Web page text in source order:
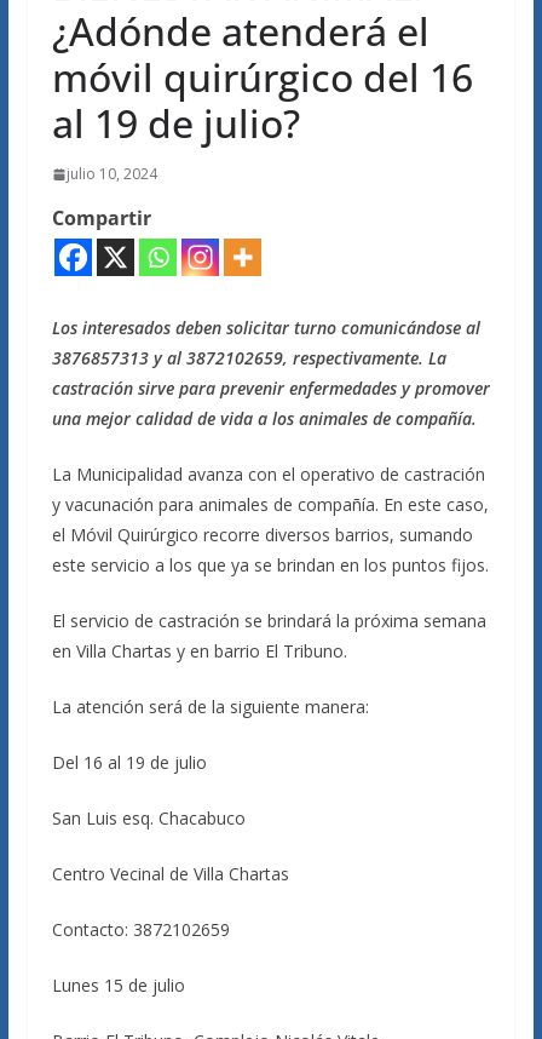
¿Adónde atenderá el
móvil quirúrgico del 16
al 19 de julio?
julio 10, 2024
Compartir
Los interesados deben solicitar turno comunicándose al
3876857313 y al 3872102659, respectivamente. La
castración sirve para prevenir enfermedades y promover
una mejor calidad de vida a los animales de compañía.
La Municipalidad avanza con el operativo de castración
y vacunación para animales de compañía. En este caso,
el Móvil Quirúrgico recorre diversos barrios, sumando
este servicio a los que ya se brindan en los puntos fijos.
El servicio de castración se brindará la próxima semana
en Villa Chartas y en barrio El Tribuno.
La atención será de la siguiente manera:
Del 16 al 19 de julio
San Luis esq. Chacabuco
Centro Vecinal de Villa Chartas
Contacto: 3872102659
Lunes 15 de julio